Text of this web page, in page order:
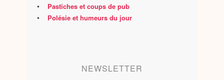
• Pastiches et coups de pub
• Polésie et humeurs du jour
NEWSLETTER